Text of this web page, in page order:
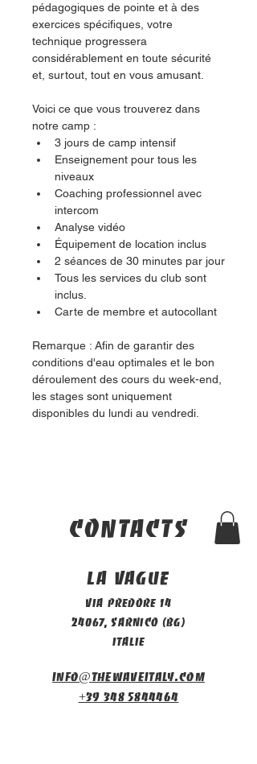
pédagogiques de pointe et à des
exercices spécifiques, votre
technique progressera
considérablement en toute sécurité
et, surtout, tout en vous amusant.
Voici ce que vous trouverez dans
notre camp :
3 jours de camp intensif
Enseignement pour tous les
niveaux
Coaching professionnel avec
intercom
Analyse vidéo
Équipement de location inclus
2 séances de 30 minutes par jour
Tous les services du club sont
inclus.
Carte de membre et autocollant
Remarque : Afin de garantir des
conditions d'eau optimales et le bon
déroulement des cours du week-end,
les stages sont uniquement
disponibles du lundi au vendredi.
contacts
La vague
Via Predore 14
24067, Sarnico (BG)
Italie
info@thewaveitaly.com
+39 348 5844464